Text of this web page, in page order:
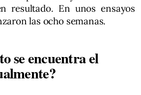
resultado. En unos ensayos
las ocho semanas.
se encuentra el